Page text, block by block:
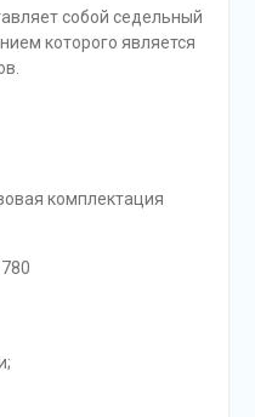
собой седельный
которого является
комплектация